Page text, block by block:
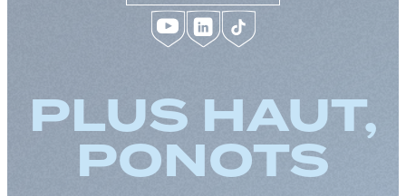
PLUS HAUT,
PONOTS